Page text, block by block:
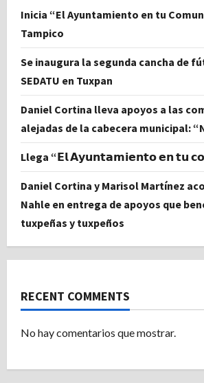
Inicia “El Ayuntamiento en tu
Tampico
Se inaugura la segunda cancha de
SEDATU en Tuxpan
Daniel Cortina lleva apoyos a las
alejadas de la cabecera municipal:
Llega “𝗘𝗹 𝗔𝘆𝘂𝗻𝘁𝗮𝗺𝗶𝗲𝗻𝘁𝗼 𝗲𝗻 𝘁𝘂
Daniel Cortina y Marisol Martínez
Nahle en entrega de apoyos que
tuxpeñas y tuxpeños
RECENT COMMENTS
No hay comentarios que mostrar.